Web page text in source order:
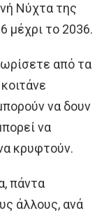
Νύχτα της
μέχρι το 2036.
από τα
να δουν
να
κρυφτούν.
πάντα
άλλους, ανά